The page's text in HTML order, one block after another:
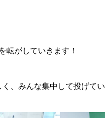
転がしていきます！
、みんな集中して投げて